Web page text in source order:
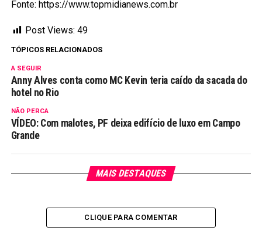
Fonte: https://www.topmidianews.com.br
Post Views: 49
TÓPICOS RELACIONADOS
A SEGUIR
Anny Alves conta como MC Kevin teria caído da sacada do
hotel no Rio
NÃO PERCA
VÍDEO: Com malotes, PF deixa edifício de luxo em Campo
Grande
MAIS DESTAQUES
CLIQUE PARA COMENTAR